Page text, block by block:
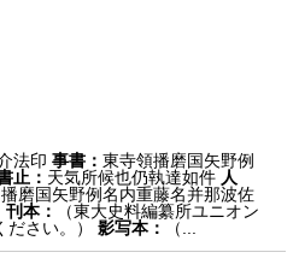
法印 事書：東寺領播磨国矢野例
止： 天気所候也仍執達如件 人
播磨国矢野例名内重藤名并那波佐
刊本：
（東大史料編纂所ユニオン
さい。）
影写本： （...